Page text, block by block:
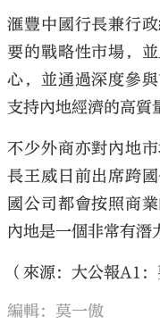
滙豐中國行長兼行
要的戰略性市場，
心，並通過深度參
支持內地經濟的高質
不少外商亦對內地
長王威日前出席跨
國公司都會按照商
內地是一個非常有潛
（來源：大公報A1
編輯：莫一傲